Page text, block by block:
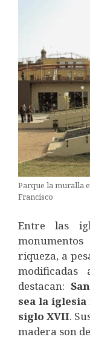
Parque la muralla
Francisco
Entre las
riqueza, a
destacan:
sea la
siglo XVII.
madera son